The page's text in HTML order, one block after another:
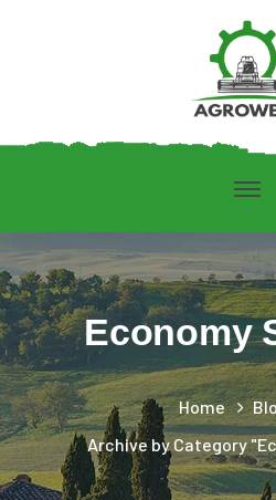
Economy
Home
Archive by Category